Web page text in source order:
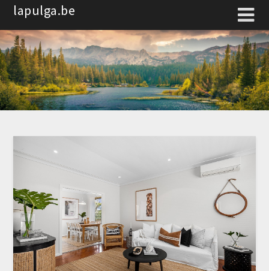
Spring
de
inhoud
lapulga.be